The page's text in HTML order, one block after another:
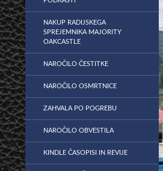
NAKUP RADIJSKEGA
SPREJEMNIKA MAJORITY
OAKCASTLE
NAROČILO ČESTITKE
NAROČILO OSMRTNICE
ZAHVALA PO POGREBU
NAROČILO OBVESTILA
KINDLE ČASOPISI IN REVIJE